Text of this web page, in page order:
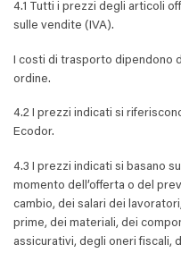
4.1 Tutti i prezzi degli articoli
sulle vendite (IVA).
I costi di trasporto dipendono
ordine.
4.2 I prezzi indicati si
Ecodor.
4.3 I prezzi indicati si basano
momento dell’offerta o del
cambio, dei salari dei
prime, dei materiali, dei
assicurativi, degli oneri fiscali,